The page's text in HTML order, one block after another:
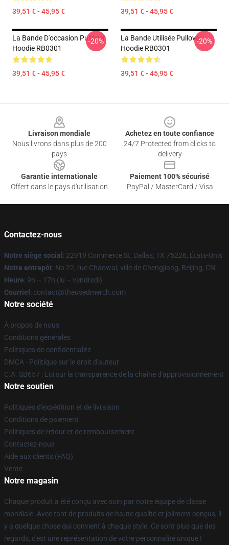
39,51 € - 45,95 € 39,51 € - 45,95 €
La Bande D'occasion Pullover
Hoodie RB0301
39,51 € - 45,95 €
-20%
La Bande Utilisée Pullover
Hoodie RB0301
39,51 € - 45,95 €
-20%
Livraison mondiale
Nous livrons dans plus de 200
pays
Achetez en toute confiance
24/7 Protected from clicks to
delivery
Garantie internationale
Offert dans le pays d'utilisation
Paiement 100% sécurisé
PayPal / MasterCard / Visa
Contactez-nous
Notre siège social : 22919 Commerce St, Dallas, TX 75226, États-Unis
Notre entrepôt: No 22, rue Chaowai, ville de Chengjiang, Beijing, CN
Heure: 9h – 17h (lu – vendredi)
Courriel : contact@theusedmerch.com
Notre société
À propos de nous
Conditions générales
Politiques de confidentialité
DMCA - Politique sur le droit d'auteur
C.A. SB657 : Loi sur la transparence de la chaîne d'approvisionnement
Notre soutien
Politiques d'expédition et de livraison
Conditions de paiement
Politiques de retour et de remboursement
Contactez-nous
Aide aux clients (FAQ)
Vente
Notre magasin
Chaque produit a été conçu avec soin par notre équipe de classe
mondiale. Avec tant de produits de haute qualité et joliment conçus, il
y a quelque chose qui convient à chaque style. Ce sont plus que des
regards, c'est une représentation de votre personnalité unique !